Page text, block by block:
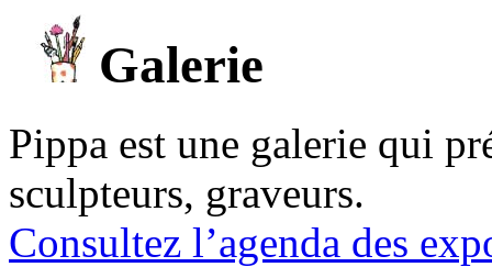
Galerie
Pippa est une galerie qui
sculpteurs, graveurs.
Consultez l’agenda des